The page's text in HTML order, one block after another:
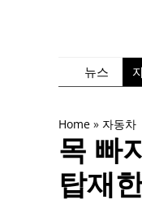
뉴스
Home » 자동차
목 빠
탑재